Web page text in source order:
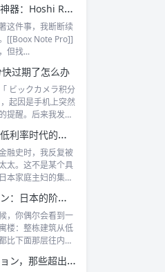
日语沉浸式阅读神器：Hoshi Reader Android 与 Chimahon
这件事，我断断续
[[Boox Note Pro]]
但找...
过期了怎么办
ビックカメラ积分
起因是手机上突然
提醒。后来我发
日本渡边太太：低利率时代的散户传奇
融史时，我反复被
太。这不是某个具
本家庭主妇的集体
退台型マンション：日本的阶梯式露台公寓是什么
，你偶尔会看到一
楼：整栋建筑从低
比下面那层往内缩
在日本买マンション，那些超出认知的所有权规则